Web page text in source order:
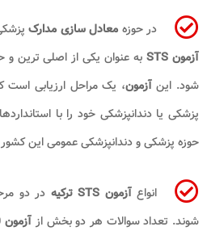
در حوزه معادل سازی مدارک
آزمون STS
به عنوان یکی از اصلی ترین
شود. اینآزمون، یک مراحل ارزیابی است
پزشکی یا دندانپزشکی خود را با
حوزه پزشکی و دندانپزشکی عمومی این
انواعآزمون STS ترکیه
در دو
شوند. تعداد سوالات هر دو بخش از آزمون